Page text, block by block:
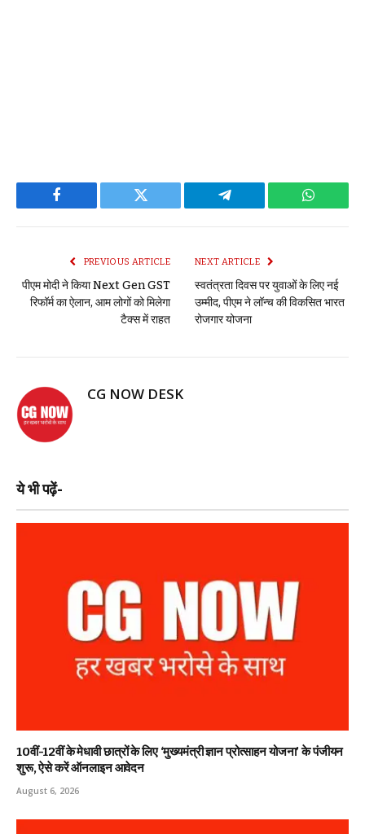
Facebook Twitter Telegram
PREVIOUS ARTICLE
पीएम मोदी ने किया Next Gen GST
रिफॉर्म का ऐलान, आम लोगों को मिलेगा
टैक्स में राहत
NEXT ARTICLE
स्वतंत्रता दिवस पर युवाओं के लिए नई
उम्मीद, पीएम ने लॉन्च की विकसित भारत
रोजगार योजना
CG NOW DESK
ये भी पढ़ें-
10वीं-12वीं के मेधावी छात्रों के लिए ‘मुख्यमंत्री ज्ञान प्रोत्साहन योजना’ के पंजीयन
शुरू, ऐसे करें ऑनलाइन आवेदन
August 6, 2026